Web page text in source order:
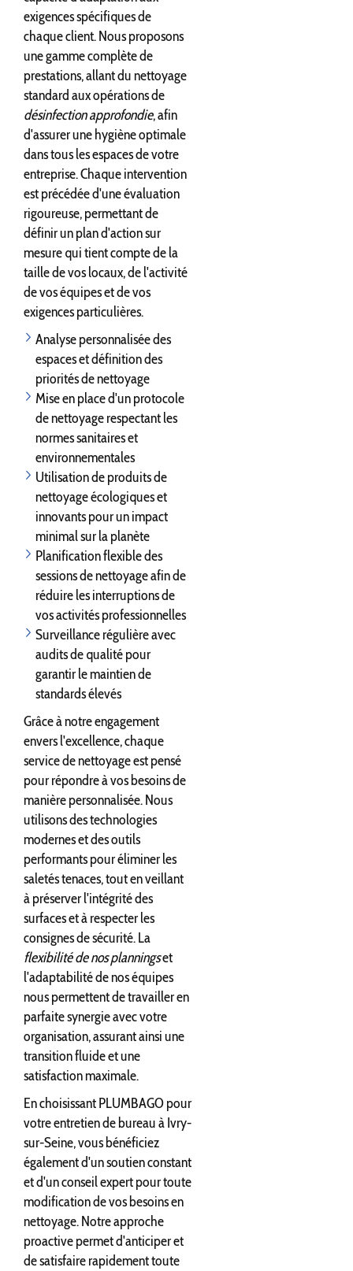
exigences spécifiques de
chaque client. Nous proposons
une gamme complète de
prestations, allant du nettoyage
standard aux opérations de
désinfection approfondie, afin
d'assurer une hygiène optimale
dans tous les espaces de votre
entreprise. Chaque intervention
est précédée d'une évaluation
rigoureuse, permettant de
définir un plan d'action sur
mesure qui tient compte de la
taille de vos locaux, de l'activité
de vos équipes et de vos
exigences particulières.
Analyse personnalisée des
espaces et définition des
priorités de nettoyage
Mise en place d'un protocole
de nettoyage respectant les
normes sanitaires et
environnementales
Utilisation de produits de
nettoyage écologiques et
innovants pour un impact
minimal sur la planète
Planification flexible des
sessions de nettoyage afin de
réduire les interruptions de
vos activités professionnelles
Surveillance régulière avec
audits de qualité pour
garantir le maintien de
standards élevés
Grâce à notre engagement
envers l'excellence, chaque
service de nettoyage est pensé
pour répondre à vos besoins de
manière personnalisée. Nous
utilisons des technologies
modernes et des outils
performants pour éliminer les
saletés tenaces, tout en veillant
à préserver l'intégrité des
surfaces et à respecter les
consignes de sécurité. La
flexibilité de nos planningset
l'adaptabilité de nos équipes
nous permettent de travailler en
parfaite synergie avec votre
organisation, assurant ainsi une
transition fluide et une
satisfaction maximale.
En choisissant PLUMBAGO pour
votre entretien de bureau à Ivry-
sur-Seine, vous bénéficiez
également d'un soutien constant
et d'un conseil expert pour toute
modification de vos besoins en
nettoyage. Notre approche
proactive permet d'anticiper et
de satisfaire rapidement toute